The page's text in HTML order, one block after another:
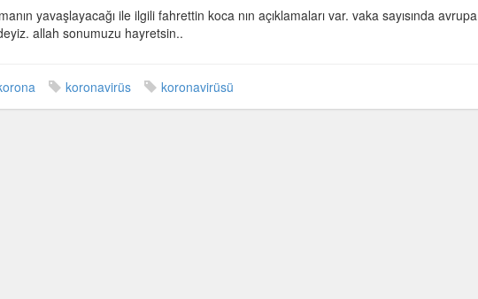
yavaşlayacağı ile ilgili fahrettin koca nın açıklamaları var. vaka sayısında avrupa
allah sonumuzu hayretsin..
koronavirüs koronavirüsü